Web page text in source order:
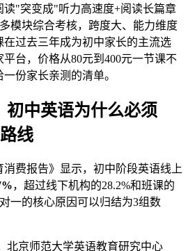
读"突变成"听力高速度+阅读长篇章
模块综合考核，跨度大、能力维度
过去三年成为初中家长的主流选
台，价格从80元到400元一节课不
份家长亲测的清单。
初中英语为什么必须
线
消费报告》显示，初中阶段英语线上
，超过线下机构的28.2%和班课的
一的核心原因可以归结为3组数
北京师范大学英语教育研究中心